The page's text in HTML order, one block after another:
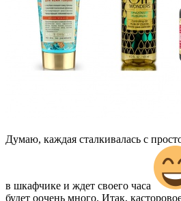
Думаю, каждая сталкивалась с
в шкафчике и ждет своего часа
будет оочень много. Итак,